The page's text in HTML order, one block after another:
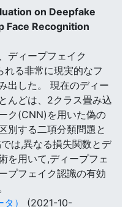
on Deepfake
Face Recognition
ディープフェイク
る非常に現実的なフ
出した。 現在のディー
んどは、2クラス畳み込
ク(CNN)を用いた偽の
別する二項分類問題と
は,異なる損失関数とデ
を用いて,ディープフェ
プフェイク認識の有効
）
(2021-10-